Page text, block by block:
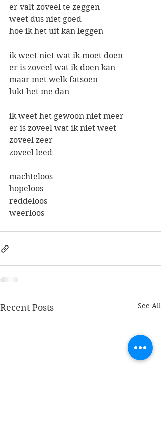
er valt zoveel te zeggen
weet dus niet goed
hoe ik het uit kan leggen
ik weet niet wat ik moet doen
er is zoveel wat ik doen kan
maar met welk fatsoen
lukt het me dan
ik weet het gewoon niet meer
er is zoveel wat ik niet weet
zoveel zeer
zoveel leed
machteloos
hopeloos
reddeloos
weerloos
Recent Posts See All